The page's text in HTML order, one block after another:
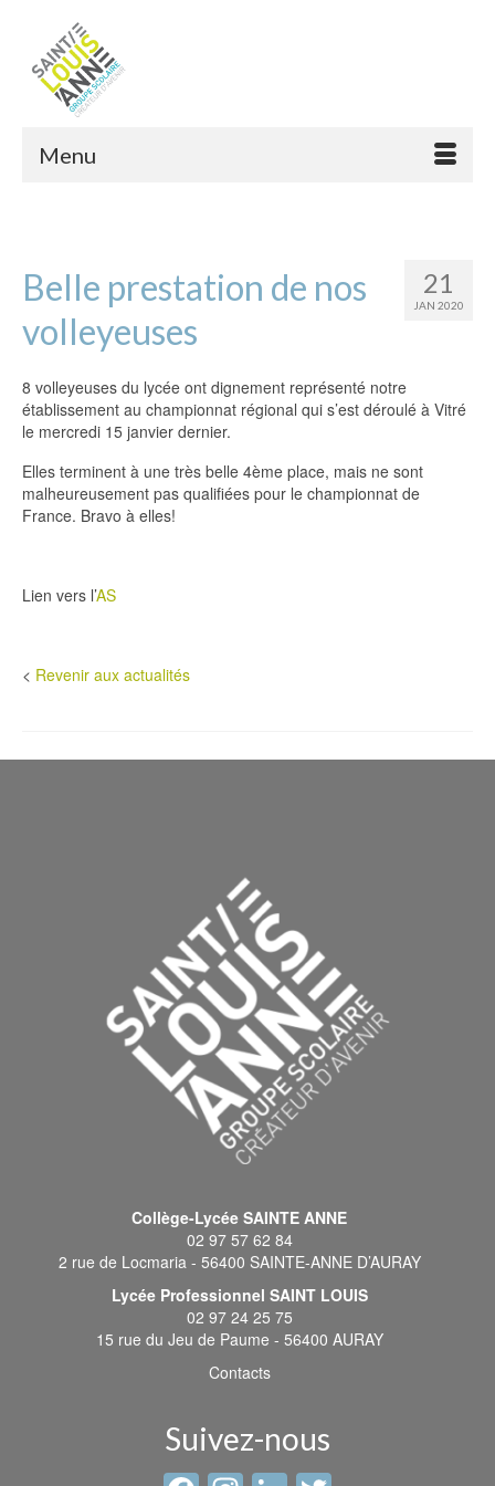
Menu
21
JAN 2020
Belle prestation de nos
volleyeuses
8 volleyeuses du lycée ont dignement représenté notre
établissement au championnat régional qui s’est déroulé à Vitré
le mercredi 15 janvier dernier.
Elles terminent à une très belle 4ème place, mais ne sont
malheureusement pas qualifiées pour le championnat de
France. Bravo à elles!
Lien vers l’AS
< Revenir aux actualités
Collège-Lycée SAINTE ANNE
02 97 57 62 84
2 rue de Locmaria - 56400 SAINTE-ANNE D’AURAY
Lycée Professionnel SAINT LOUIS
02 97 24 25 75
15 rue du Jeu de Paume - 56400 AURAY
Contacts
Suivez-nous